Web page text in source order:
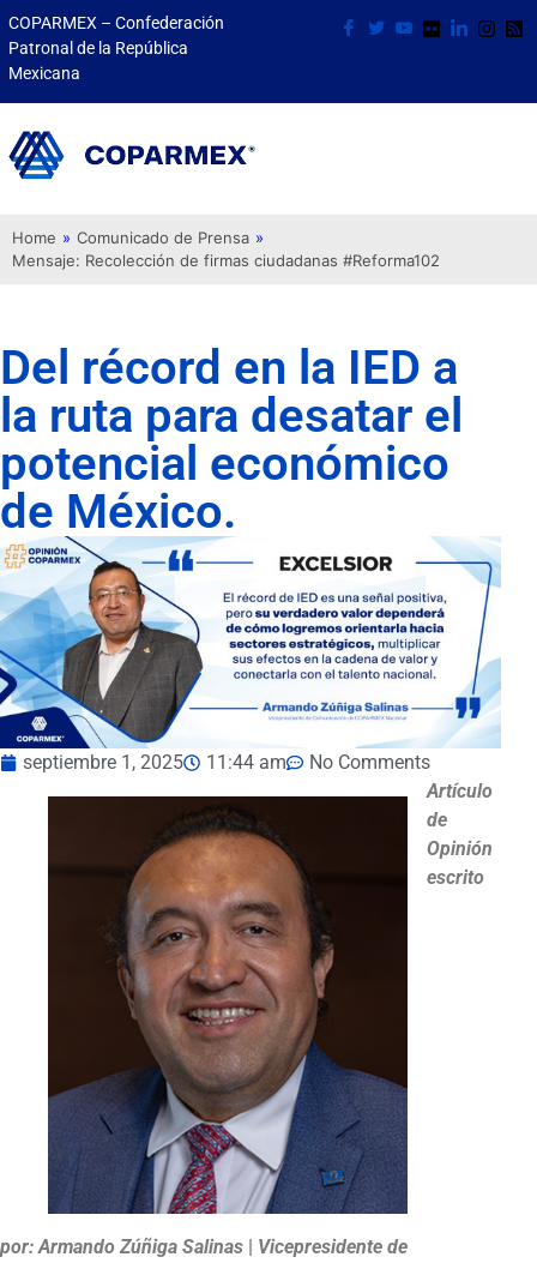
COPARMEX – Confederación
Patronal de la República
Mexicana
Home » Comunicado de Prensa »
Mensaje: Recolección de firmas ciudadanas #Reforma102
Del récord en la IED a
la ruta para desatar el
potencial económico
de México.
septiembre 1, 2025 11:44 am
No Comments
Artículo
de
Opinión
escrito
por: Armando Zúñiga Salinas
Vicepresidente de